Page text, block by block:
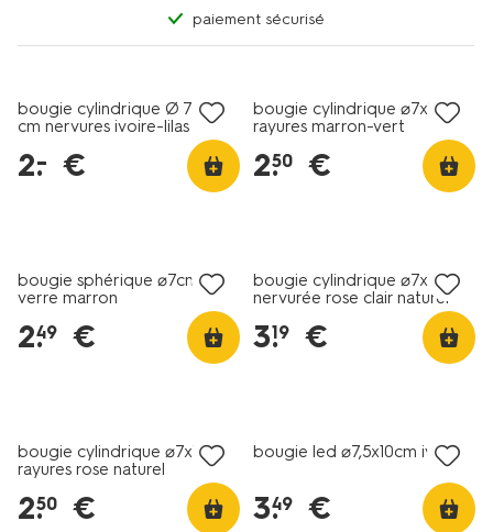
paiement sécurisé
bougie cylindrique Ø 7 x 13
cm nervures ivoire-lilas
2.
– €
vegan
bougie cylindrique ⌀7x13cm
rayures marron-vert
2.
50 €
bougie sphérique ⌀7cm
verre marron
2.
49 €
bougie cylindrique ⌀7x13cm
nervurée rose clair naturel
3.
19 €
bougie cylindrique ⌀7x13cm
rayures rose naturel
2.
50 €
bougie led ⌀7,5x10cm ivoire
3.
49 €